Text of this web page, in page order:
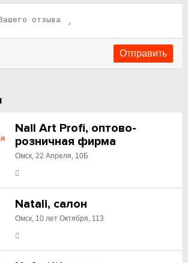
Nail Art Profi, оптово-
розничная фирма
Омск, 22 Апреля, 10Б
Natali, салон
Омск, 10 лет Октября, 113